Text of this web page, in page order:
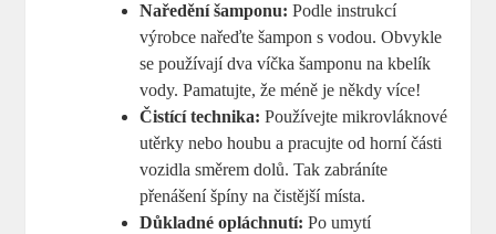
Naředění šamponu: Podle instrukcí
výrobce nařeďte šampon s vodou. Obvykle
se používají dva víčka šamponu na kbelík
vody. Pamatujte, že méně je někdy více!
Čistící technika: Používejte mikrovláknové
utěrky nebo houbu a pracujte od horní části
vozidla směrem dolů. Tak zabráníte
přenášení špíny na čistější místa.
Důkladné opláchnutí: Po umytí